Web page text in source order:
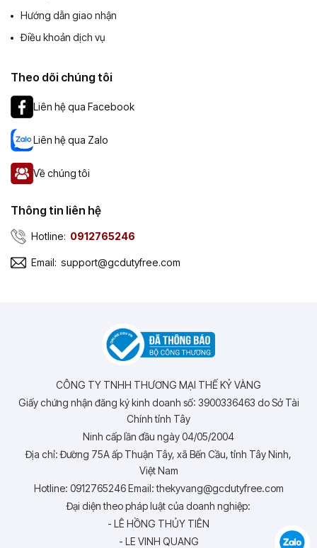
Hướng dẫn giao nhận
Điều khoản dịch vụ
Theo dõi chúng tôi
Liên hệ qua Facebook
Liên hệ qua Zalo
Về chúng tôi
Thông tin liên hệ
Hotline: 0912765246
Email: support@gcdutyfree.com
CÔNG TY TNHH THƯƠNG MẠI THẾ KỶ VÀNG
Giấy chứng nhận đăng ký kinh doanh số: 3900336463 do Sở Tài
Chính tỉnh Tây
Ninh cấp lần đầu ngày 04/05/2004
Địa chỉ: Đường 75A ấp Thuận Tây, xã Bến Cầu, tỉnh Tây Ninh,
Việt Nam
Hotline: 0912765246 Email: thekyvang@gcdutyfree.com
Đại diện theo pháp luật của doanh nghiệp:
- LÊ HỒNG THỦY TIÊN
- LE VINH QUANG